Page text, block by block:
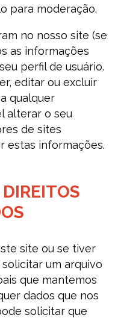
para moderação.
no nosso site (se
as informações
perfil de usuário.
editar ou excluir
qualquer
alterar o seu
de sites
estas informações.
site ou se tiver
um arquivo
que mantemos
dados que nos
solicitar que